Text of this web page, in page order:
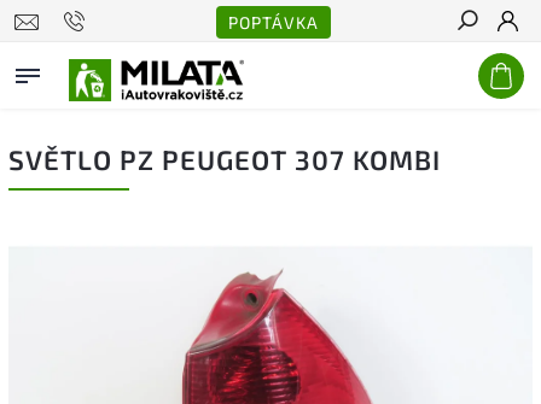
POPTÁVKA
Hledat
SVĚTLO PZ PEUGEOT 307 KOMBI